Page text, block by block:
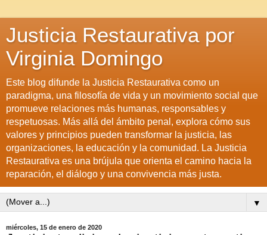
Justicia Restaurativa por
Virginia Domingo
Este blog difunde la Justicia Restaurativa como un
paradigma, una filosofía de vida y un movimiento social que
promueve relaciones más humanas, responsables y
respetuosas. Más allá del ámbito penal, explora cómo sus
valores y principios pueden transformar la justicia, las
organizaciones, la educación y la comunidad. La Justicia
Restaurativa es una brújula que orienta el camino hacia la
reparación, el diálogo y una convivencia más justa.
▼
miércoles, 15 de enero de 2020